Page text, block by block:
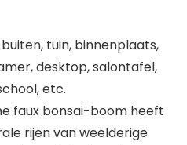
tuin, binnenplaats,
desktop, salontafel,
etc.
faux bonsai-boom heeft
rijen van weelderige